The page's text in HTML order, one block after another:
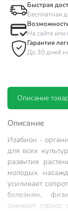
Быстрая
Бесплатная
На сайте или
Гарантия
До 30 дней
Описание
Описание
Изабион -
для всех
развития
молодых
усиливает
болезням,
снижает